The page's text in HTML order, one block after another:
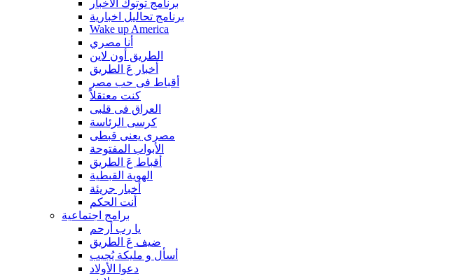
برنامج توتوك الاخبار
برنامج تحاليل اخبارية
Wake up America
أنا مصري
الطريق أون لاين
أخبار عَ الطريق
أقباط فى حب مصر
كنت معتقلاً
العراق فى قلبى
كرسى الرئاسة
مصرى يعنى قبطى
الأبواب المفتوحة
أقباط عَ الطريق
الهوية القبطية
أخبار جريئة
أنت الحكم
برامج اجتماعية
يا رب أرحم
ضيف عَ الطريق
أسأل و مليكة يُجيب
دعوا الأولاد